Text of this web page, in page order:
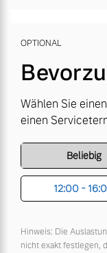
OPTIONAL
Wählen Sie
einen
Beliebig
12:00 -
Hinweis: Die
nicht exakt festlegen,